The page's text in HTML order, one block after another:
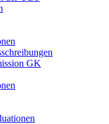
GK